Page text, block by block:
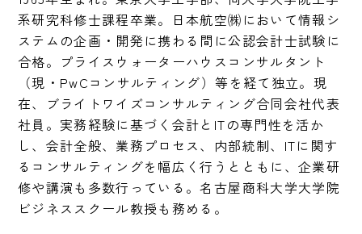
系研究科修士課程卒業。日本航空㈱において情報シ
ステムの企画・開発に携わる間に公認会計士試験に
合格。プライスウォーターハウスコンサルタント
（現・PwCコンサルティング）等を経て独立。現
在、ブライトワイズコンサルティング合同会社代表
社員。実務経験に基づく会計とITの専門性を活か
し、会計全般、業務プロセス、内部統制、ITに関す
るコンサルティングを幅広く行うとともに、企業研
修や講演も多数行っている。名古屋商科大学大学院
ビジネススクール教授も務める。